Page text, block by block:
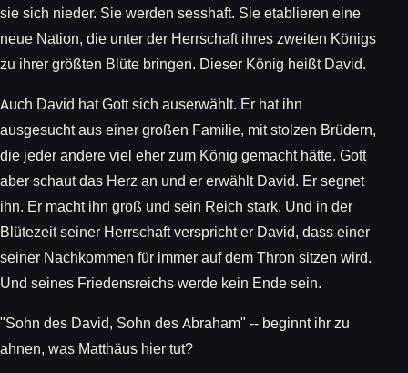
sie sich nieder. Sie werden sesshaft. Sie etablieren eine
neue Nation, die unter der Herrschaft ihres zweiten Königs
zu ihrer größten Blüte bringen. Dieser König heißt David.
Auch David hat Gott sich auserwählt. Er hat ihn
ausgesucht aus einer großen Familie, mit stolzen Brüdern,
die jeder andere viel eher zum König gemacht hätte. Gott
aber schaut das Herz an und er erwählt David. Er segnet
ihn. Er macht ihn groß und sein Reich stark. Und in der
Blütezeit seiner Herrschaft verspricht er David, dass einer
seiner Nachkommen für immer auf dem Thron sitzen wird.
Und seines Friedensreichs werde kein Ende sein.
"Sohn des David, Sohn des Abraham" -- beginnt ihr zu
ahnen, was Matthäus hier tut?